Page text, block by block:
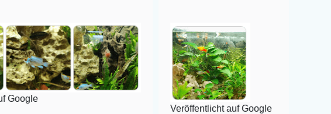
Veröffentlicht auf Google